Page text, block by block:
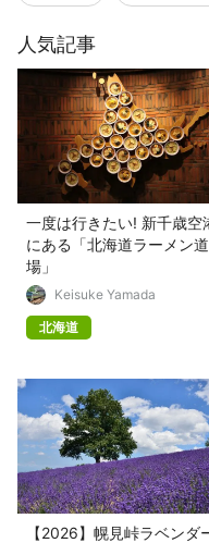
人気記事
一度は行きたい! 新千歳空
にある「北海道ラーメン道
場」
Keisuke Yamada
北海道
【2026】幌見峠ラベンダ